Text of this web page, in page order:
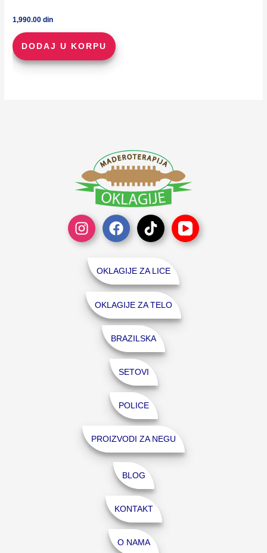
1,990.00din
DODAJ U KORPU
OKLAGIJE ZA LICE
OKLAGIJE ZA TELO
BRAZILSKA
SETOVI
POLICE
PROIZVODI ZA NEGU
BLOG
KONTAKT
O NAMA